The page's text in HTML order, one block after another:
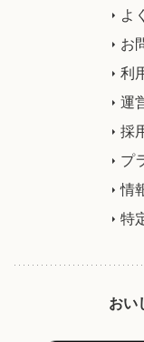
よ
お
利
運
採
プ
情
特
おい